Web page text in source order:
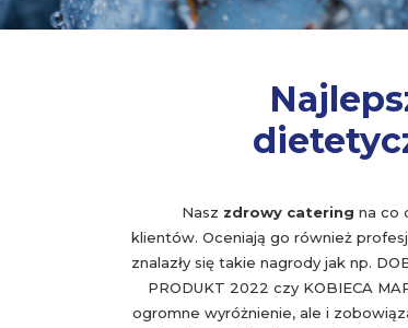
Nasz zdrowy catering na co
klientów. Oceniają go również
znalazły się takie nagrody jak np.
PRODUKT 2022 czy KOBIECA
ogromne wyróżnienie, ale i